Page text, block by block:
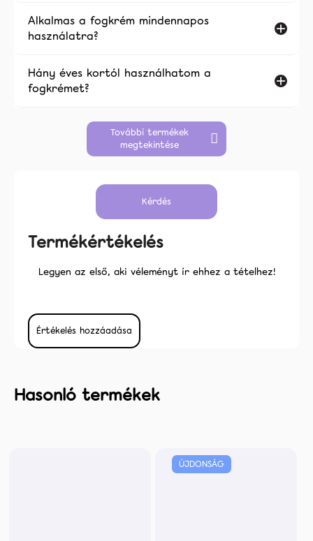
Alkalmas a fogkrém mindennapos
használatra?
Hány éves kortól használhatom a
fogkrémet?
További termékek
megtekintése
ÚJDONSÁG
Kérdés
Termékértékelés
Legyen az első, aki véleményt ír ehhez a tételhez!
Értékelés hozzáadása